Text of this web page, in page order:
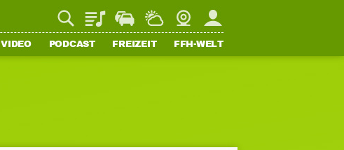
PlaylistStaupilotWetterWebcamMein FFH
VIDEO PODCAST FREIZEIT FFH-WELT